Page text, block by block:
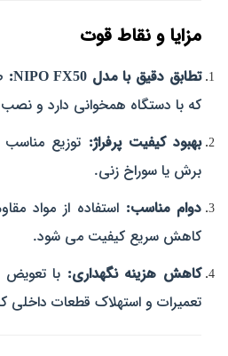
مزایا و نقاط قوت
تطابق دقیق با مدل NIPO FX50:
که با دستگاه همخوانی دارد و
بهبود کیفیت پرفراژ: توزیع
برش یا سوراخ‌ زنی.
دوام مناسب: استفاده از مواد
کاهش سریع کیفیت می‌ شود.
کاهش هزینه نگهداری: با
تعمیرات و استهلاک قطعات